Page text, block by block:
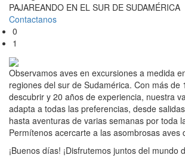
PAJAREANDO EN EL SUR DE SUDAMÉRICA
Contactanos
0
1
Observamos aves en excursiones a medida
regiones del sur de Sudamérica. Con más de
descubrir y 20 años de experiencia, nuestra
adapta a todas las preferencias, desde
hasta aventuras de varias semanas por toda
Permítenos acercarte a las asombrosas aves
¡Buenos días! ¡Disfrutemos juntos del mundo